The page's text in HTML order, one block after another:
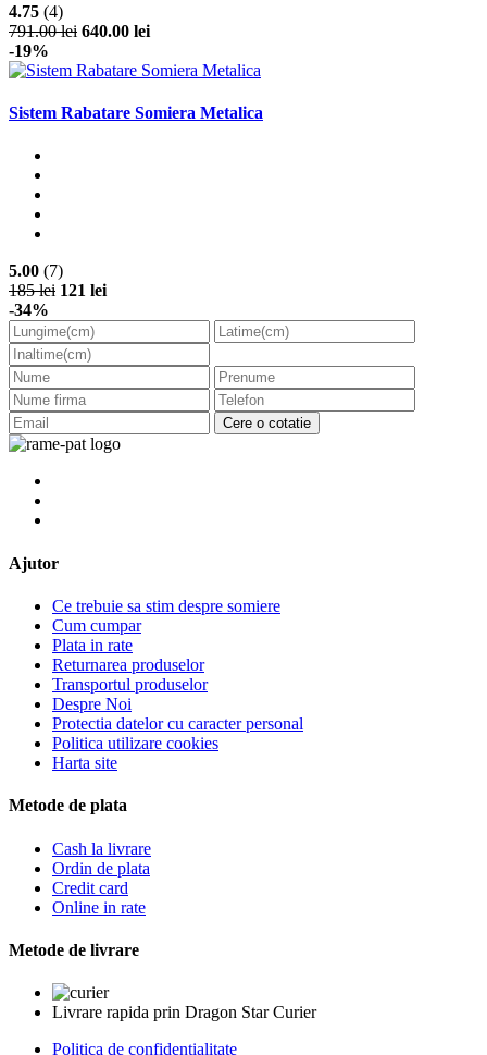
4.75 (4)
791.00 lei 640.00 lei
-19%
Sistem Rabatare Somiera Metalica
5.00 (7)
185 lei 121 lei
-34%
Cere o cotatie
Ajutor
Ce trebuie sa stim despre somiere
Cum cumpar
Plata in rate
Returnarea produselor
Transportul produselor
Despre Noi
Protectia datelor cu caracter personal
Politica utilizare cookies
Harta site
Metode de plata
Cash la livrare
Ordin de plata
Credit card
Online in rate
Metode de livrare
Livrare rapida prin Dragon Star Curier
Politica de confidentialitate